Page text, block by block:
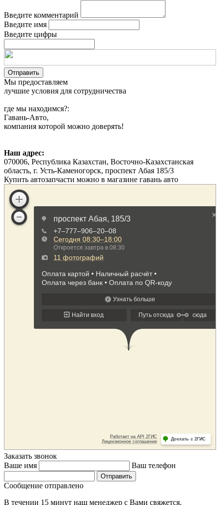
Введите комментарий
Введите имя
Введите цифры
Мы предоставляем
лучшие условия для сотрудничества
где мы находимся?:
Гавань-Авто,
компания которой можно доверять!
Наш адрес:
070006, Республика Казахстан, Восточно-Казахстанская
область, г. Усть-Каменогорск, проспект Абая 185/3
Купить автозапчасти можно в магазине гавань авто
Заказать звонок
Ваше имя
Ваш телефон
Сообщение отправлено
В течении 15 минут наш менеджер с Вами свяжется.